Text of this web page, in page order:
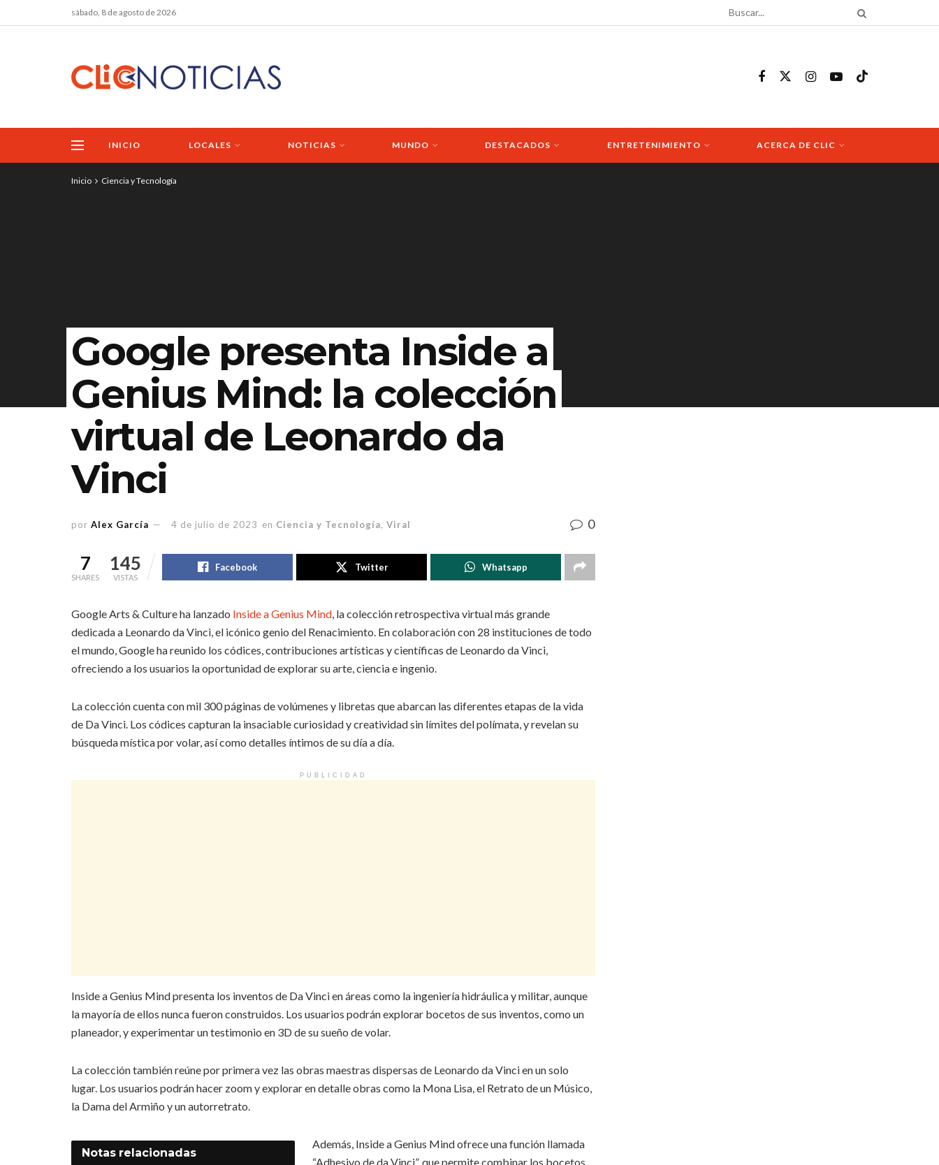
sábado, 8 de agosto de 2026
INICIO LOCALES NOTICIAS MUNDO DESTACADOS ENTRETENIMIENTO ACERCA DE CLIC
Inicio Ciencia y Tecnología
Google presenta Inside a
Genius Mind: la colección
virtual de Leonardo da
Vinci
por Alex García 4 de julio de 2023 en Ciencia y Tecnología, Viral 0
7
SHARES
145
VISTAS
Facebook Twitter Whatsapp
Google Arts & Culture ha lanzado Inside a Genius Mind, la colección retrospectiva virtual más grande
dedicada a Leonardo da Vinci, el icónico genio del Renacimiento. En colaboración con 28 instituciones de todo
el mundo, Google ha reunido los códices, contribuciones artísticas y científicas de Leonardo da Vinci,
ofreciendo a los usuarios la oportunidad de explorar su arte, ciencia e ingenio.
La colección cuenta con mil 300 páginas de volúmenes y libretas que abarcan las diferentes etapas de la vida
de Da Vinci. Los códices capturan la insaciable curiosidad y creatividad sin límites del polímata, y revelan su
búsqueda mística por volar, así como detalles íntimos de su día a día.
PUBLICIDAD
Inside a Genius Mind presenta los inventos de Da Vinci en áreas como la ingeniería hidráulica y militar, aunque
la mayoría de ellos nunca fueron construidos. Los usuarios podrán explorar bocetos de sus inventos, como un
planeador, y experimentar un testimonio en 3D de su sueño de volar.
La colección también reúne por primera vez las obras maestras dispersas de Leonardo da Vinci en un solo
lugar. Los usuarios podrán hacer zoom y explorar en detalle obras como la Mona Lisa, el Retrato de un Músico,
la Dama del Armiño y un autorretrato.
Notas relacionadas
Además, Inside a Genius Mind ofrece una función llamada
“Adhesivo de da Vinci”, que permite combinar los bocetos